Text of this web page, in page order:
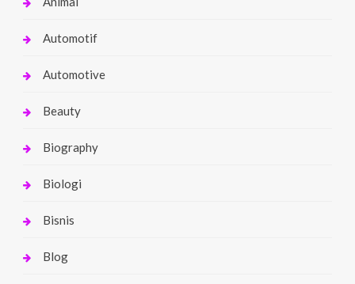
Automotif
Automotive
Beauty
Biography
Biologi
Bisnis
Blog